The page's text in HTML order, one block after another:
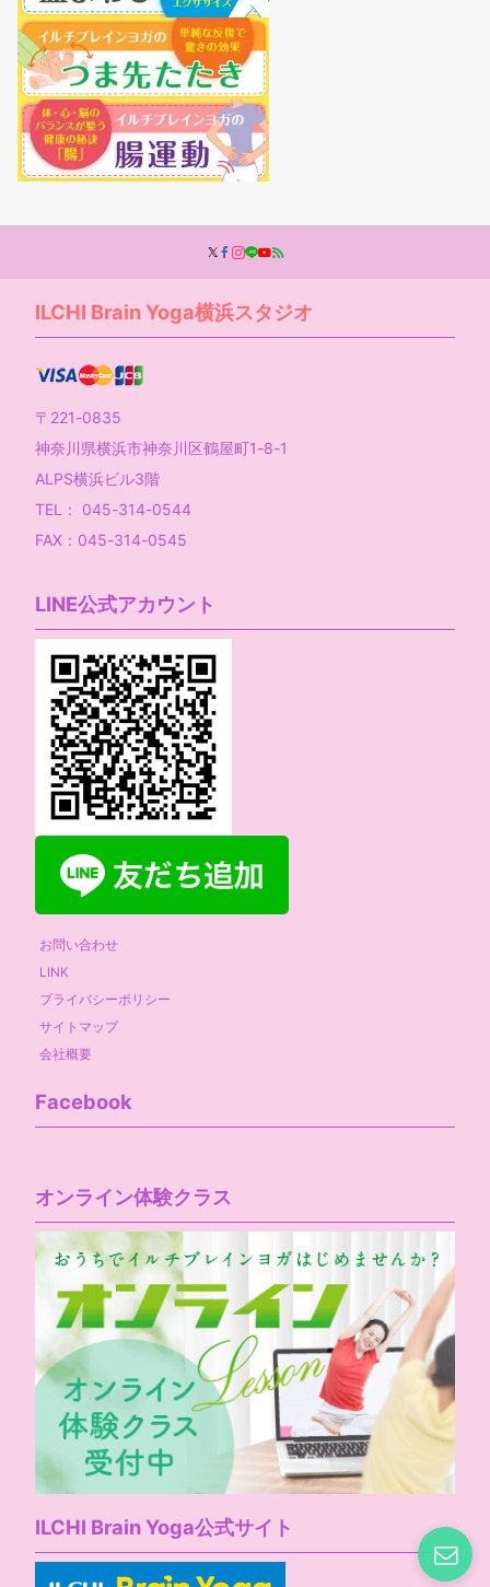
ILCHI Brain Yoga横浜スタジオ
〒221-0835
神奈川県横浜市神奈川区鶴屋町1-8-1
ALPS横浜ビル3階
TEL： 045-314-0544
FAX：045-314-0545
LINE公式アカウント
お問い合わせ
LINK
プライバシーポリシー
サイトマップ
会社概要
Facebook
オンライン体験クラス
ILCHI Brain Yoga公式サイト